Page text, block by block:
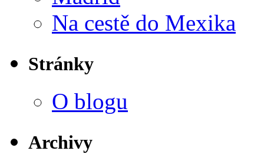
Na cestě do Mexika
Stránky
O blogu
Archivy